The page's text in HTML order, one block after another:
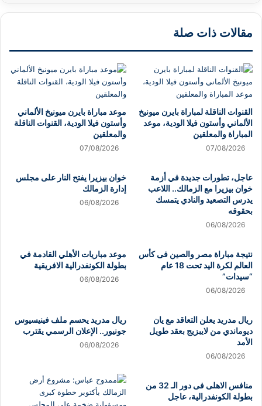
مقالات ذات صلة
القنوات الناقلة لمباراة بايرن ميونيخ
الألماني وأستون فيلا الودية، موعد
المباراة والمعلقين
07/08/2026
موعد مباراة بايرن ميونيخ الألماني
وأستون فيلا الودية، القنوات الناقلة
والمعلقين
07/08/2026
عاجل، تطورات جديدة في أزمة
خوان بيزيرا مع الزمالك.. اللاعب
يدرس التصعيد والنادي يتمسك
بحقوقه
06/08/2026
خوان بيزيرا يفتح النار على مجلس
إدارة الزمالك
06/08/2026
نتيجة مباراة مصر والصين فى كأس
العالم لكرة اليد تحت 18 عام
“سيدات”
06/08/2026
موعد مباريات الأهلي القادمة في
بطولة الكونفدرالية الافريقية
06/08/2026
ريال مدريد يعلن التعاقد مع يان
ديوماندي من لايبزيج بعقد طويل
الأمد
06/08/2026
ريال مدريد يحسم ملف فينيسيوس
جونيور.. الإعلان الرسمي يقترب
06/08/2026
منافس الاهلى فى دور الـ 32 من
بطولة الكونفدرالية، عاجل